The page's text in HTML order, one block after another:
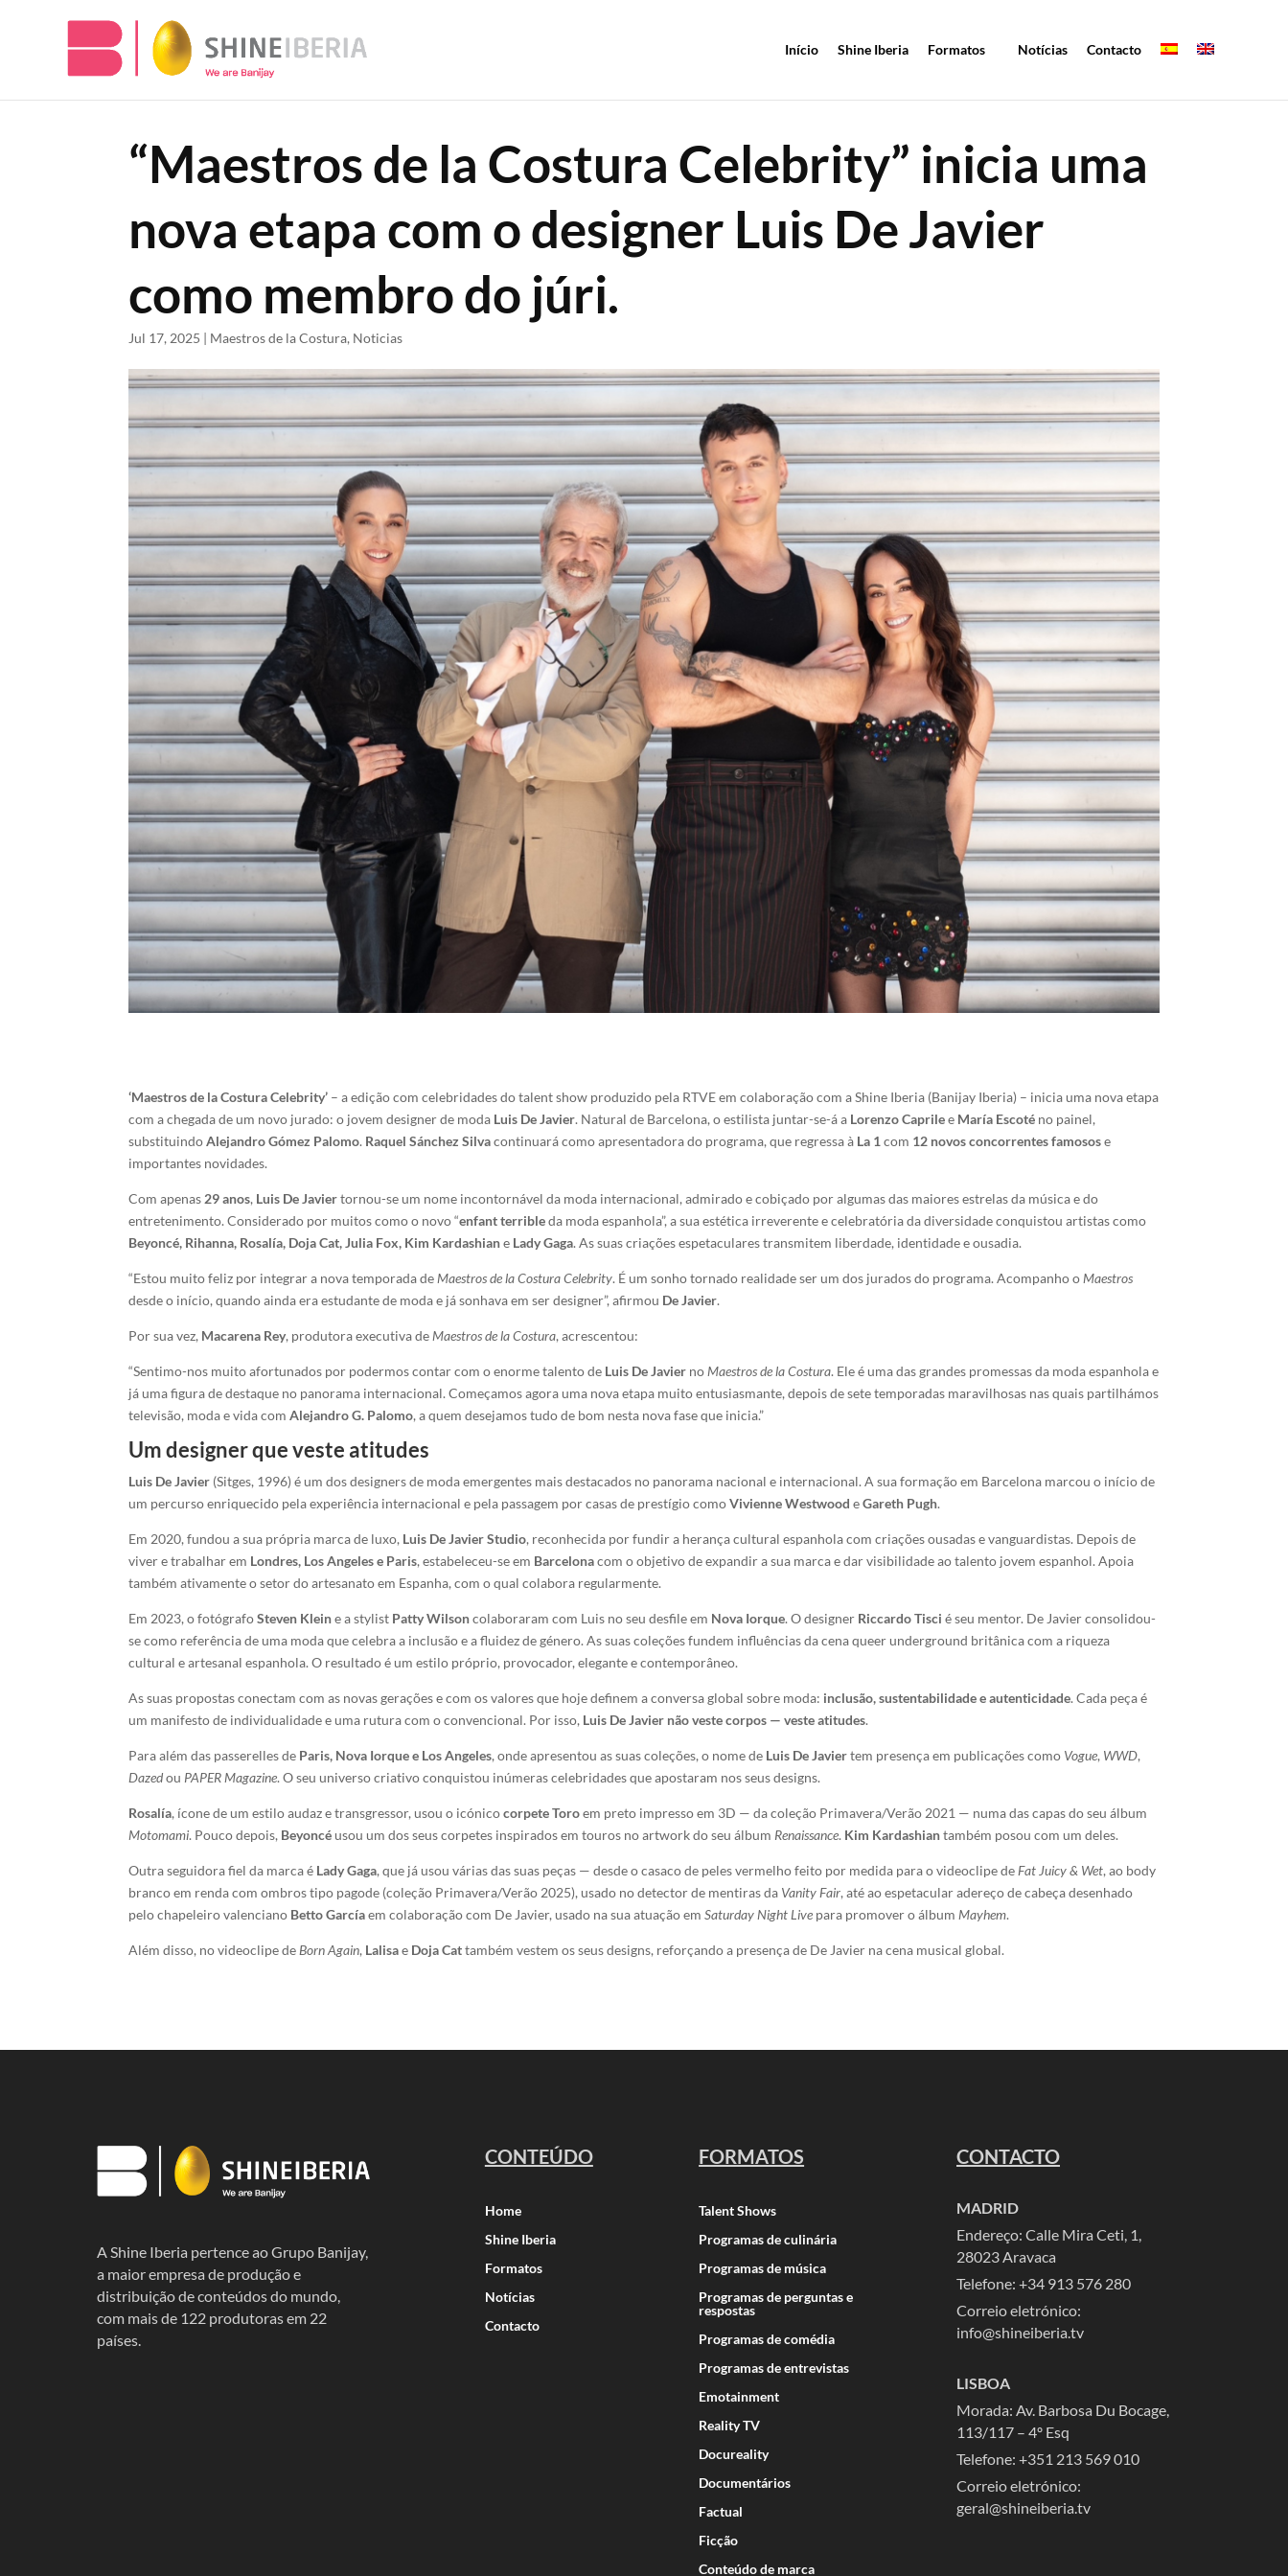
Início Shine Iberia Formatos Notícias Contacto
“Maestros de la Costura Celebrity” inicia uma
nova etapa com o designer Luis De Javier
como membro do júri.
Jul 17, 2025 | Maestros de la Costura, Noticias
‘Maestros de la Costura Celebrity’ – a edição com celebridades do talent show produzido pela RTVE em colaboração com a Shine Iberia (Banijay Iberia) – inicia uma nova etapa
com a chegada de um novo jurado: o jovem designer de moda Luis De Javier. Natural de Barcelona, o estilista juntar-se-á a Lorenzo Caprilee María Escoté no painel,
substituindoAlejandro Gómez Palomo. Raquel Sánchez Silvacontinuará como apresentadora do programa, que regressa à La 1 com 12 novos concorrentes famosose
importantes novidades.
Com apenas 29 anos, Luis De Javiertornou-se um nome incontornável da moda internacional, admirado e cobiçado por algumas das maiores estrelas da música e do
entretenimento. Considerado por muitos como o novo “enfant terribleda moda espanhola”, a sua estética irreverente e celebratória da diversidade conquistou artistas como
Beyoncé, Rihanna, Rosalía, Doja Cat, Julia Fox, Kim Kardashiane Lady Gaga. As suas criações espetaculares transmitem liberdade, identidade e ousadia.
“Estou muito feliz por integrar a nova temporada de Maestros de la Costura Celebrity. É um sonho tornado realidade ser um dos jurados do programa. Acompanho o Maestros
desde o início, quando ainda era estudante de moda e já sonhava em ser designer”, afirmou De Javier.
Por sua vez, Macarena Rey, produtora executiva de Maestros de la Costura, acrescentou:
“Sentimo-nos muito afortunados por podermos contar com o enorme talento de Luis De Javier no Maestros de la Costura. Ele é uma das grandes promessas da moda espanhola e
já uma figura de destaque no panorama internacional. Começamos agora uma nova etapa muito entusiasmante, depois de sete temporadas maravilhosas nas quais partilhámos
televisão, moda e vida comAlejandro G. Palomo, a quem desejamos tudo de bom nesta nova fase que inicia.”
Um designer que veste atitudes
Luis De Javier (Sitges, 1996) é um dos designers de moda emergentes mais destacados no panorama nacional e internacional. A sua formação em Barcelona marcou o início de
um percurso enriquecido pela experiência internacional e pela passagem por casas de prestígio comoVivienne Westwood eGareth Pugh.
Em 2020, fundou a sua própria marca de luxo, Luis De Javier Studio, reconhecida por fundir a herança cultural espanhola com criações ousadas e vanguardistas. Depois de
viver e trabalhar em Londres, Los Angeles e Paris, estabeleceu-se em Barcelonacom o objetivo de expandir a sua marca e dar visibilidade ao talento jovem espanhol. Apoia
também ativamente o setor do artesanato em Espanha, com o qual colabora regularmente.
Em 2023, o fotógrafoSteven Kleine a stylist Patty Wilsoncolaboraram com Luis no seu desfile em Nova Iorque. O designer Riccardo Tisci é seu mentor. De Javier consolidou-
se como referência de uma moda que celebra a inclusão e a fluidez de género. As suas coleções fundem influências da cena queer underground britânica com a riqueza
cultural e artesanal espanhola. O resultado é um estilo próprio, provocador, elegante e contemporâneo.
As suas propostas conectam com as novas gerações e com os valores que hoje definem a conversa global sobre moda: inclusão, sustentabilidade e autenticidade. Cada peça é
um manifesto de individualidade e uma rutura com o convencional. Por isso, Luis De Javier não veste corpos — veste atitudes.
Para além das passerelles de Paris, Nova Iorque e Los Angeles, onde apresentou as suas coleções, o nome de Luis De Javiertem presença em publicações como Vogue, WWD,
Dazedou PAPER Magazine. O seu universo criativo conquistou inúmeras celebridades que apostaram nos seus designs.
Rosalía, ícone de um estilo audaz e transgressor, usou o icónicocorpete Toroem preto impresso em 3D — da coleção Primavera/Verão 2021 — numa das capas do seu álbum
Motomami. Pouco depois, Beyoncé usou um dos seus corpetes inspirados em touros no artwork do seu álbum Renaissance. Kim Kardashiantambém posou com um deles.
Outra seguidora fiel da marca é Lady Gaga, que já usou várias das suas peças — desde o casaco de peles vermelho feito por medida para o videoclipe de Fat Juicy & Wet, ao body
branco em renda com ombros tipo pagode (coleção Primavera/Verão 2025), usado no detector de mentiras da Vanity Fair, até ao espetacular adereço de cabeça desenhado
pelo chapeleiro valenciano Betto Garcíaem colaboração com De Javier, usado na sua atuação emSaturday Night Live para promover o álbum Mayhem.
Além disso, no videoclipe de Born Again, Lalisae Doja Cattambém vestem os seus designs, reforçando a presença de De Javier na cena musical global.
A Shine Iberia pertence ao Grupo Banijay,
a maior empresa de produção e
distribuição de conteúdos do mundo,
com mais de 122 produtoras em 22
países.
CONTEÚDO
Home
Shine Iberia
Formatos
Notícias
Contacto
FORMATOS
Talent Shows
Programas de culinária
Programas de música
Programas de perguntas e
respostas
Programas de comédia
Programas de entrevistas
Emotainment
Reality TV
Docureality
Documentários
Factual
Ficção
Conteúdo de marca
CONTACTO
MADRID
Endereço: Calle Mira Ceti, 1,
28023 Aravaca
Telefone:+34 913 576 280
Correio eletrónico:
info@shineiberia.tv
LISBOA
Morada: Av. Barbosa Du Bocage,
113/117 – 4º Esq
Telefone: +351 213 569 010
Correio eletrónico:
geral@shineiberia.tv